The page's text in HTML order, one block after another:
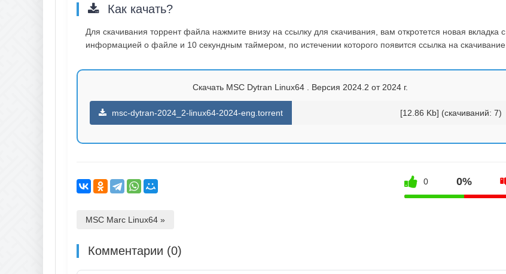
Как качать?
Для скачивания торрент файла нажмите внизу на ссылку для скачивания, вам откротется новая вкладка с
информацией о файле и 10 секундным таймером, по истечении которого появится ссылка на скачивание.
Скачать MSC Dytran Linux64 . Версия 2024.2 от 2024 г.
msc-dytran-2024_2-linux64-2024-eng.torrent [12.86 Kb] (cкачиваний: 7)
0 0%
MSC Marc Linux64 »
Комментарии (0)